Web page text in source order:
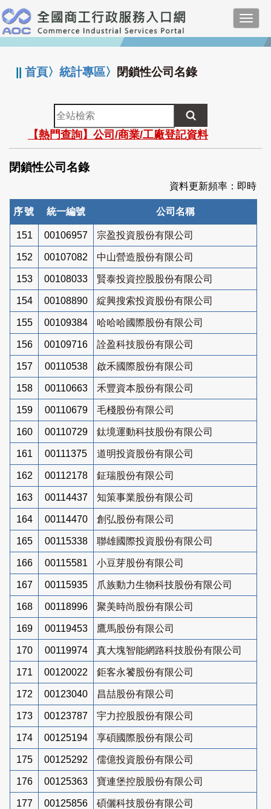
跳
到
主
要
:::
||首頁〉統計專區〉 閉鎖性公司名錄
全
站
檢
索
【熱門查詢】公司/商業/工廠登記資料
閉鎖性公司名錄
資料更新頻率：即時
序號 統一編號 公司名稱
151 00106957 宗盈投資股份有限公司
152 00107082 中山營造股份有限公司
153 00108033 賢泰投資控股股份有限公司
154 00108890 綻興搜索投資股份有限公司
155 00109384 哈哈哈國際股份有限公司
156 00109716 詮盈科技股份有限公司
157 00110538 啟禾國際股份有限公司
158 00110663 禾豐資本股份有限公司
159 00110679 毛棧股份有限公司
160 00110729 鈦境運動科技股份有限公司
161 00111375 道明投資股份有限公司
162 00112178 鉦瑞股份有限公司
163 00114437 知策事業股份有限公司
164 00114470 創弘股份有限公司
165 00115338 聯雄國際投資股份有限公司
166 00115581 小豆芽股份有限公司
167 00115935 爪族動力生物科技股份有限公司
168 00118996 聚美時尚股份有限公司
169 00119453 鷹馬股份有限公司
170 00119974 真大塊智能網路科技股份有限公司
171 00120022 鉅客永饕股份有限公司
172 00123040 昌喆股份有限公司
173 00123787 宇力控股股份有限公司
174 00125194 享碩國際股份有限公司
175 00125292 儒億投資股份有限公司
176 00125363 寶連堡控股股份有限公司
177 00125856 碩儷科技股份有限公司